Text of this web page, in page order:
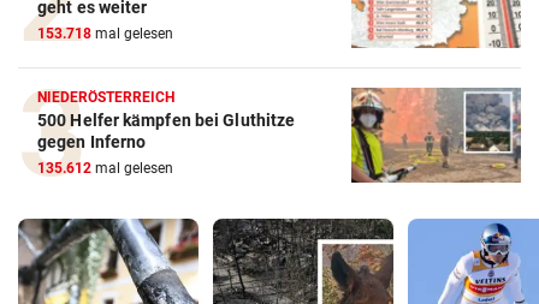
geht es weiter
153.718 mal gelesen
NIEDERÖSTERREICH
500 Helfer kämpfen bei Gluthitze
gegen Inferno
135.612 mal gelesen